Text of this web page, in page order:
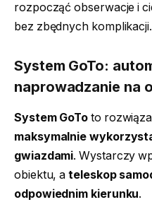
rozpocząć obserwacje i
bez zbędnych komplikacji.
System GoTo:
naprowadzanie na
System GoTo to
maksymalnie
gwiazdami. Wystarczy
obiektu, ateleskop
odpowiednim kierunku.